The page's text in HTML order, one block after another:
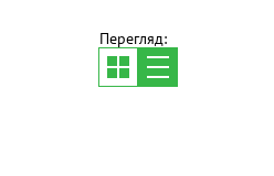
Перегляд: